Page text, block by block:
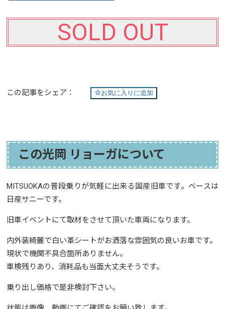
SOLD OUT
この記事をシェア： お気に入りに追加
この光岡 リョーガについて
MITSUOKAの普段乗りが気軽に出来る国産旧車です。ベースは
日産サニーです。
旧車イベントにて取材をさせて頂いた車両になります。
内外装綺麗で白い革シートがお洒落な雰囲気の良いお車です。
現状で機関不具合箇所ありません。
車検残りあり、消耗品も当面大丈夫そうです。
乗り出し価格で是非検討下さい。